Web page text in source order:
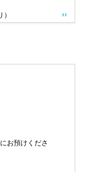
お預けくださ